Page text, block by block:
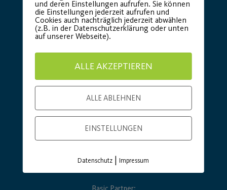
und deren Einstellungen aufrufen. Sie können
die Einstellungen jederzeit aufrufen und
Cookies auch nachträglich jederzeit abwählen
(z.B. in der Datenschutzerklärung oder unten
auf unserer Webseite).
ALLE AKZEPTIEREN
ALLE ABLEHNEN
EINSTELLUNGEN
Datenschutz |Impressum